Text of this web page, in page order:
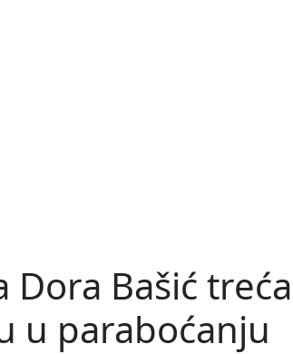
Dora Bašić
u paraboćanju